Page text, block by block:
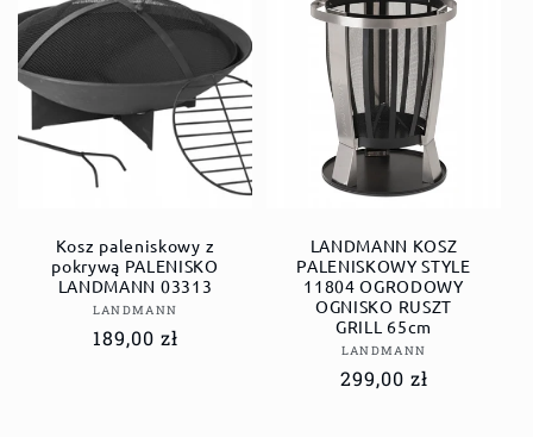
Kosz paleniskowy z
pokrywą PALENISKO
LANDMANN 03313
Dostawca:
LANDMANN
Cena
189,00 zł
LANDMANN KOSZ
PALENISKOWY STYLE
11804 OGRODOWY
OGNISKO RUSZT
GRILL 65cm
Dostawca:
LANDMANN
Cena
299,00 zł